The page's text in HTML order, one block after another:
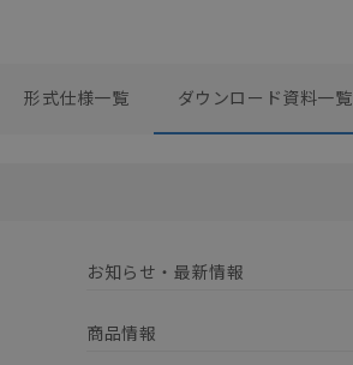
形式仕様一覧 ダウンロード資料一覧
お知らせ・最新情報
商品情報